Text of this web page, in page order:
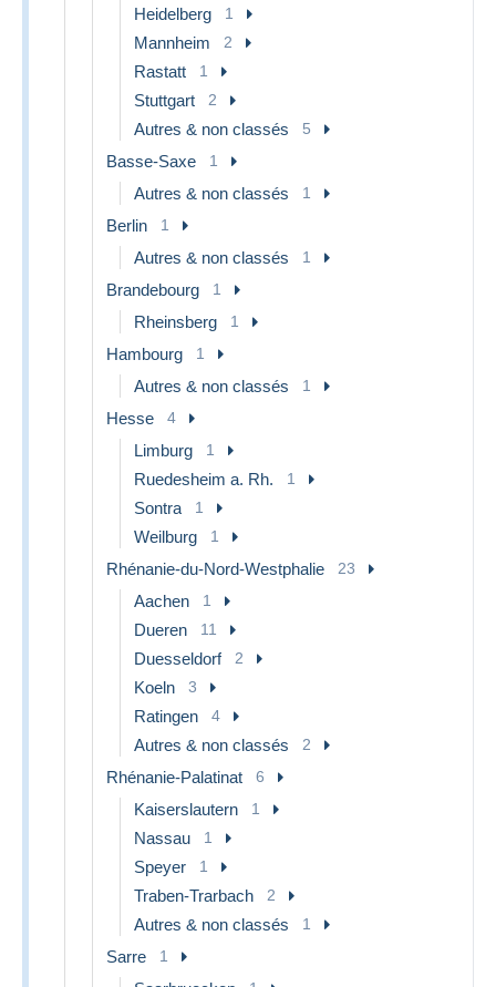
Heidelberg 1
Mannheim 2
Rastatt 1
Stuttgart 2
Autres & non classés 5
Basse-Saxe 1
Autres & non classés 1
Berlin 1
Autres & non classés 1
Brandebourg 1
Rheinsberg 1
Hambourg 1
Autres & non classés 1
Hesse 4
Limburg 1
Ruedesheim a. Rh. 1
Sontra 1
Weilburg 1
Rhénanie-du-Nord-Westphalie 23
Aachen 1
Dueren 11
Duesseldorf 2
Koeln 3
Ratingen 4
Autres & non classés 2
Rhénanie-Palatinat 6
Kaiserslautern 1
Nassau 1
Speyer 1
Traben-Trarbach 2
Autres & non classés 1
Sarre 1